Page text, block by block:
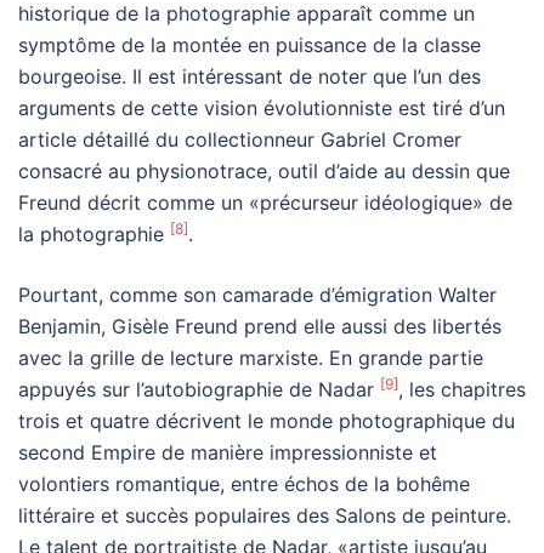
historique de la photographie apparaît comme un
symptôme de la montée en puissance de la classe
bourgeoise. Il est intéressant de noter que l’un des
arguments de cette vision évolutionniste est tiré d’un
article détaillé du collectionneur Gabriel Cromer
consacré au physionotrace, outil d’aide au dessin que
Freund décrit comme un «précurseur idéologique» de
la photographie [8].
Pourtant, comme son camarade d’émigration Walter
Benjamin, Gisèle Freund prend elle aussi des libertés
avec la grille de lecture marxiste. En grande partie
appuyés sur l’autobiographie de Nadar [9], les chapitres
trois et quatre décrivent le monde photographique du
second Empire de manière impressionniste et
volontiers romantique, entre échos de la bohême
littéraire et succès populaires des Salons de peinture.
Le talent de portraitiste de Nadar, «artiste jusqu’au